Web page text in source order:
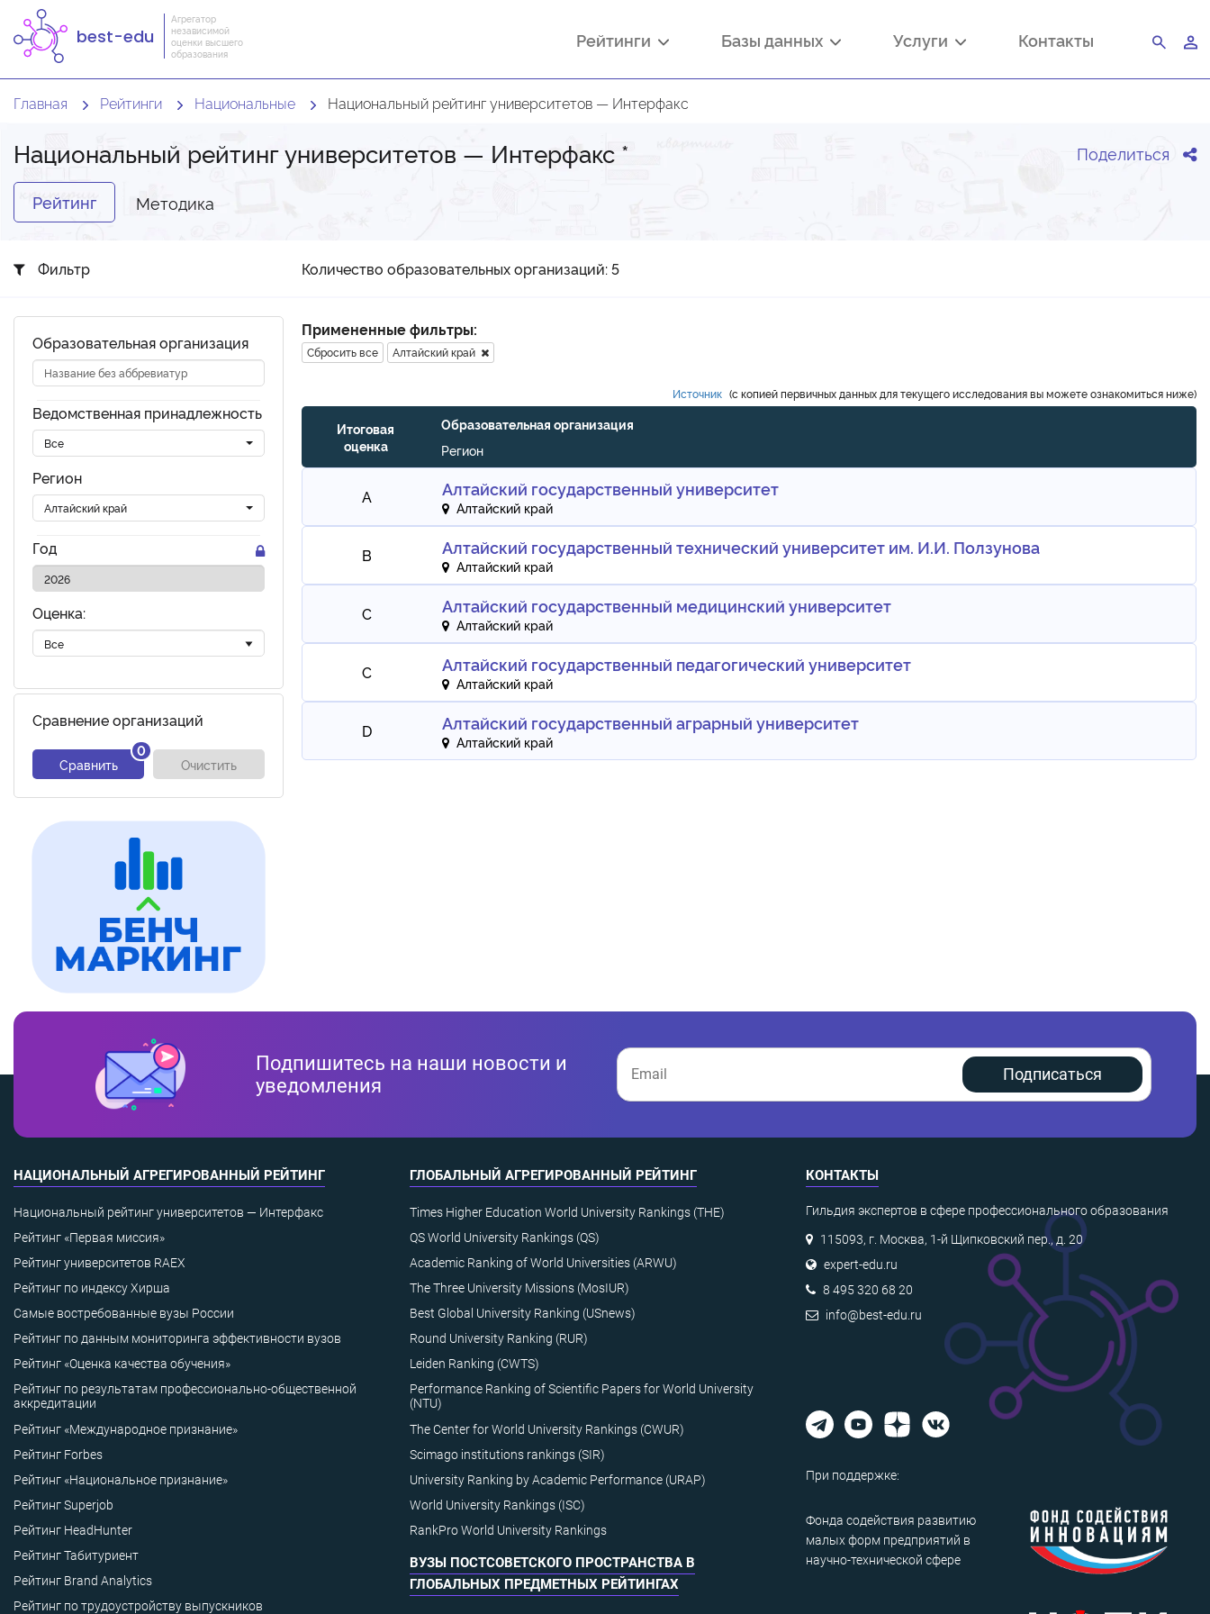
best-edu
Агрегатор
независимой
оценки высшего
образования
Рейтинги Базы данных Услуги Контакты
Главная Рейтинги Национальные Национальный рейтинг университетов — Интерфакс
Национальный рейтинг университетов — Интерфакс * Поделиться
Рейтинг Методика
Фильтр Количество образовательных организаций: 5
Образовательная организация
Ведомственная принадлежность
Все
Регион
Алтайский край
Год
Оценка:
Сравнение организаций
Сравнить
0
Очистить
Примененные фильтры:
Сбросить все Алтайский край
Источник (с копией первичных данных для текущего исследования вы можете ознакомиться ниже)
Итоговая
оценка
Образовательная организация
Регион
A Алтайский государственный университет
Алтайский край
B Алтайский государственный технический университет им. И.И. Ползунова
Алтайский край
C Алтайский государственный медицинский университет
Алтайский край
C Алтайский государственный педагогический университет
Алтайский край
D Алтайский государственный аграрный университет
Алтайский край
Подпишитесь на наши новости и
уведомления
Подписаться
НАЦИОНАЛЬНЫЙ АГРЕГИРОВАННЫЙ РЕЙТИНГ
Национальный рейтинг университетов — Интерфакс
Рейтинг «Первая миссия»
Рейтинг университетов RAEX
Рейтинг по индексу Хирша
Самые востребованные вузы России
Рейтинг по данным мониторинга эффективности вузов
Рейтинг «Оценка качества обучения»
Рейтинг по результатам профессионально-общественной
аккредитации
Рейтинг «Международное признание»
Рейтинг Forbes
Рейтинг «Национальное признание»
Рейтинг Superjob
Рейтинг HeadHunter
Рейтинг Табитуриент
Рейтинг Brand Analytics
Рейтинг по трудоустройству выпускников
ГЛОБАЛЬНЫЙ АГРЕГИРОВАННЫЙ РЕЙТИНГ
Times Higher Education World University Rankings (THE)
QS World University Rankings (QS)
Academic Ranking of World Universities (ARWU)
The Three University Missions (MosIUR)
Best Global University Ranking (USnews)
Round University Ranking (RUR)
Leiden Ranking (CWTS)
Performance Ranking of Scientific Papers for World University
(NTU)
The Center for World University Rankings (CWUR)
Scimago institutions rankings (SIR)
University Ranking by Academic Performance (URAP)
World University Rankings (ISC)
RankPro World University Rankings
ВУЗЫ ПОСТСОВЕТСКОГО ПРОСТРАНСТВА В
ГЛОБАЛЬНЫХ ПРЕДМЕТНЫХ РЕЙТИНГАХ
КОНТАКТЫ
Гильдия экспертов в сфере профессионального образования
115093, г. Москва, 1-й Щипковский пер., д. 20
expert-edu.ru
8 495 320 68 20
info@best-edu.ru
При поддержке:
Фонда содействия развитию
малых форм предприятий в
научно-технической сфере